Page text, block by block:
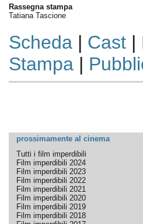
Rassegna stampa
Tatiana Tascione
Scheda| Cast|
Stampa|
prossimamente al cinema
Tutti i film imperdibili
Film imperdibili 2024
Film imperdibili 2023
Film imperdibili 2022
Film imperdibili 2021
Film imperdibili 2020
Film imperdibili 2019
Film imperdibili 2018